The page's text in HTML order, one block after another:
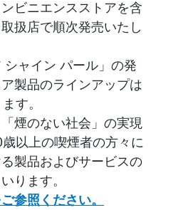
ンビニエンスストアを含
扱店で順次発売いたし
ャイン パール」の発
製品のラインアップは
す。
煙のない社会」の実現
以上の喫煙者の方々に
製品およびサービスの
ります。
参照ください。